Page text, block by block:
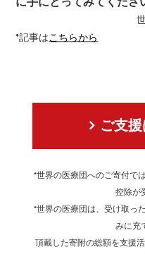
*記事はこちらから
ご支
*世界の医療団へのご寄付で
控除が
*世界の医療団は、受け取っ
みに充
頂戴した寄附の総額を支援